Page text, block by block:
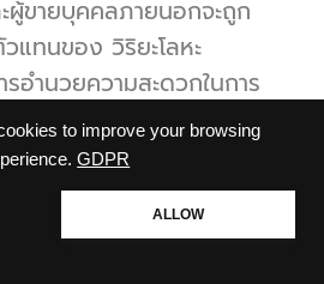
to improve your browsing
GDPR
ALLOW
ผู้ขายบุคคลภายนอกจะถูก
แทนของ วิริยะโลหะ
อำนวยความสะดวกในการ
กรรมต่างๆ ของท่านบน
ทำธุรกรรมหรือกิจกรรม
ดการ อำนวยความสะดวก
สอบถามเพิ่มเติม